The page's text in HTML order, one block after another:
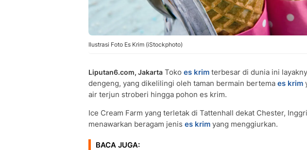
Ilustrasi Foto Es Krim (iStockphoto)
Liputan6.com, Jakarta Toko es krim terbesar di dunia ini
dengeng, yang dikelilingi oleh taman bermain bertema es krim
air terjun stroberi hingga pohon es krim.
Ice Cream Farm yang terletak di Tattenhall dekat Chester,
menawarkan beragam jenis es krim yang menggiurkan.
BACA JUGA: